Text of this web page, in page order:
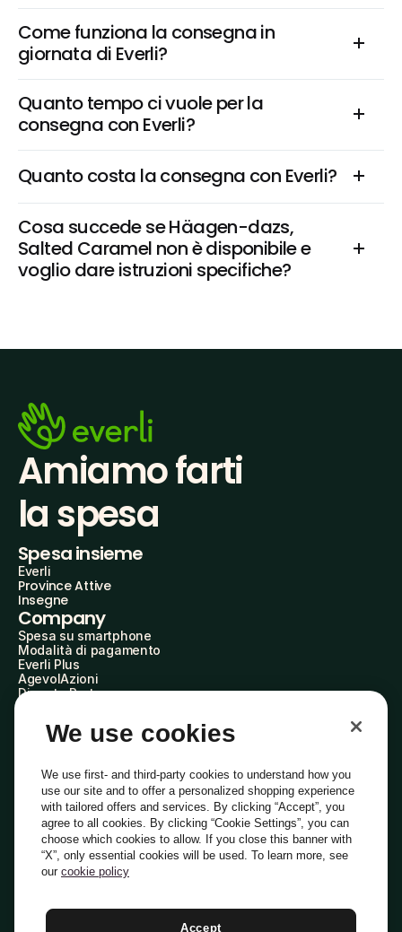
Come funziona la consegna in
giornata di Everli?
Quanto tempo ci vuole per la
consegna con Everli?
Quanto costa la consegna con Everli?
Cosa succede se Häagen-dazs,
Salted Caramel non è disponibile e
voglio dare istruzioni specifiche?
Amiamo farti
la spesa
Spesa insieme
Everli
Province Attive
Insegne
Company
Spesa su smartphone
Modalità di pagamento
Everli Plus
AgevolAzioni
Diventa Partner
Everli Shoppers
About Us
Everli News
Domande frequenti
Lavora con noi
Diventa Shopper
Investitori
PrivacyCookiePreferenze Cookie
Termini e CondizioniCodice Etico
Indirizzo PEC: everli@pec.it - indirizzo DPO: dpo@everli.com
Italiano
We use cookies
We use first- and third-party cookies to understand how you
use our site and to offer a personalized shopping experience
with tailored offers and services. By clicking “Accept”, you
agree to all cookies. By clicking “Cookie Settings”, you can
choose which cookies to allow. If you close this banner with
“X”, only essential cookies will be used. To learn more, see
our cookie policy
Accept